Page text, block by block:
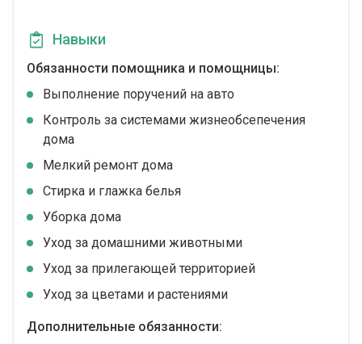
Навыки
Обязанности помощника и помощницы:
Выполнение поручений на авто
Контроль за системами жизнеобсепечения
дома
Мелкий ремонт дома
Стирка и глажка белья
Уборка дома
Уход за домашними животными
Уход за прилегающей территорией
Уход за цветами и растениями
Дополнительные обязанности: